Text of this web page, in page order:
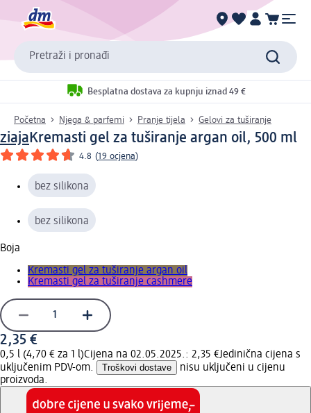
Pretraži i pronađi
Besplatna dostava za kupnju iznad 49 €
Početna Njega & parfemi Pranje tijela Gelovi za tuširanje
ziaja Kremasti gel za tuširanje argan oil, 500 ml
4.8 (19 ocjena)
bez silikona
bez silikona
Boja
Kremasti gel za tuširanje argan oil
Kremasti gel za tuširanje cashmere
2,35 €
0,5 l (4,70 € za 1 l)Cijena na 02.05.2025.: 2,35 €Jedinična cijena s
uključenim PDV-om.
Troškovi dostave
nisu uključeni u cijenu
proizvoda.